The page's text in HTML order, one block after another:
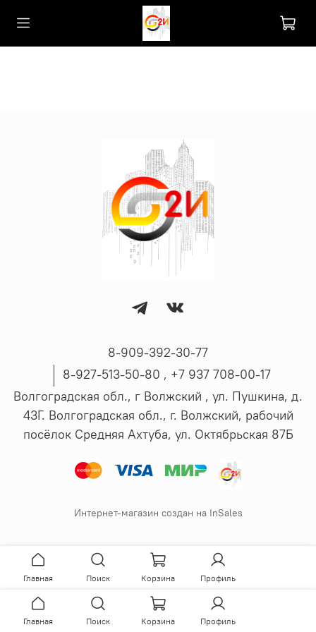
8-909-392-30-77
8-927-513-50-80 , ‪+7 937 708-00-17
Волгоградская обл., г Волжский , ул. Пушкина, д.
43Г. Волгоградская обл., г. Волжский, рабочий
посёлок Средняя Ахтуба, ул. Октябрьская 87Б
Интернет-магазин создан на InSales
Главная Поиск Корзина Профиль
Главная Поиск Корзина Профиль